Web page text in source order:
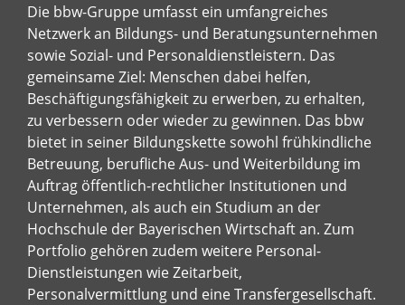
Die bbw-Gruppe umfasst ein umfangreiches
Netzwerk an Bildungs- und Beratungsunternehmen
sowie Sozial- und Personaldienstleistern. Das
gemeinsame Ziel: Menschen dabei helfen,
Beschäftigungsfähigkeit zu erwerben, zu erhalten,
zu verbessern oder wieder zu gewinnen. Das bbw
bietet in seiner Bildungskette sowohl frühkindliche
Betreuung, berufliche Aus- und Weiterbildung im
Auftrag öffentlich-rechtlicher Institutionen und
Unternehmen, als auch ein Studium an der
Hochschule der Bayerischen Wirtschaft an. Zum
Portfolio gehören zudem weitere Personal-
Dienstleistungen wie Zeitarbeit,
Personalvermittlung und eine Transfergesellschaft.